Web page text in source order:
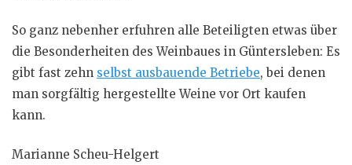
So ganz nebenher erfuhren alle Beteiligten etwas über
die Besonderheiten des Weinbaues in Güntersleben: Es
gibt fast zehn selbst ausbauende Betriebe, bei denen
man sorgfältig hergestellte Weine vor Ort kaufen
kann.
Marianne Scheu-Helgert